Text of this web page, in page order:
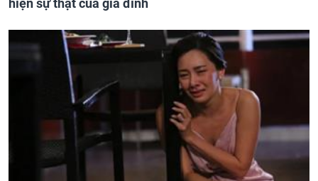
hiện sự thật của gia đình